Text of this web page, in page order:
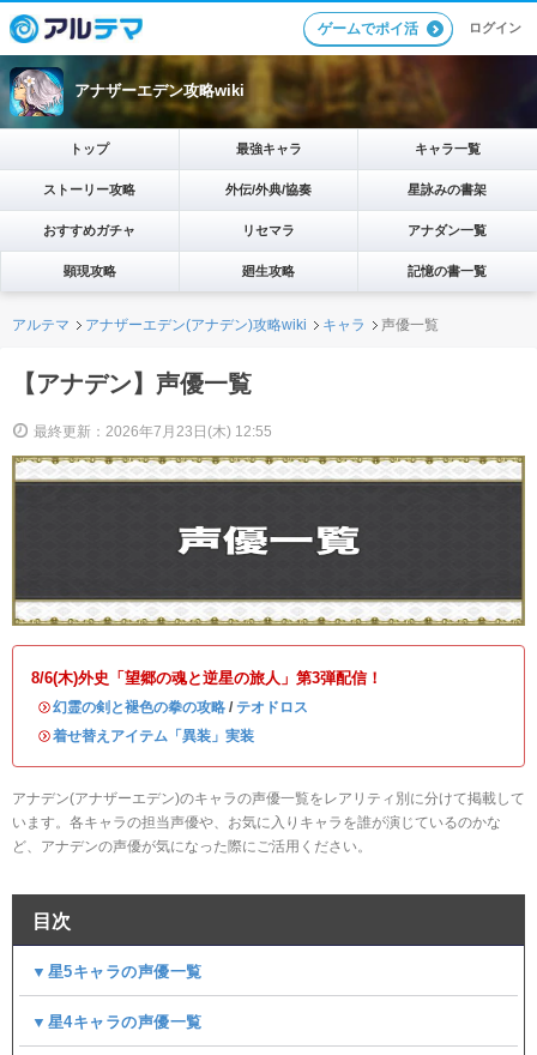
ゲームでポイ活 ログイン
アナザーエデン攻略wiki
トップ 最強キャラ キャラ一覧
ストーリー攻略 外伝/外典/協奏 星詠みの書架
おすすめガチャ リセマラ アナダン一覧
顕現攻略 廻生攻略 記憶の書一覧
アルテマ アナザーエデン(アナデン)攻略wiki キャラ 声優一覧
【アナデン】声優一覧
最終更新：2026年7月23日(木) 12:55
8/6(木)外史「望郷の魂と逆星の旅人」第3弾配信！
・幻霊の剣と褪色の拳の攻略 / テオドロス
・着せ替えアイテム「異装」実装
アナデン(アナザーエデン)のキャラの声優一覧をレアリティ別に分けて掲載して
います。各キャラの担当声優や、お気に入りキャラを誰が演じているのかな
ど、アナデンの声優が気になった際にご活用ください。
目次
▼星5キャラの声優一覧
▼星4キャラの声優一覧